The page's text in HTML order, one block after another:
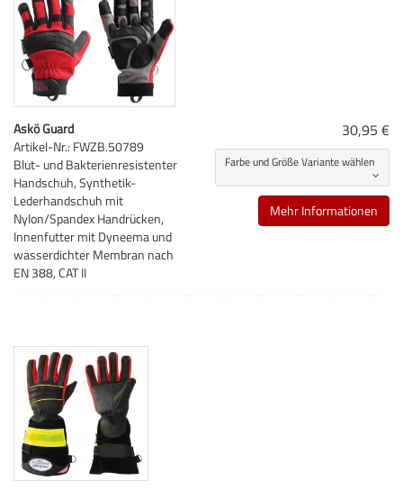
Askö Guard
Artikel-Nr.: FWZB.50789
Blut- und Bakterienresistenter
Handschuh, Synthetik-
Lederhandschuh mit
Nylon/Spandex Handrücken,
Innenfutter mit Dyneema und
wasserdichter Membran nach
EN 388, CAT II
30,95 €
Farbe und Größe Variante wählen
Mehr Informationen